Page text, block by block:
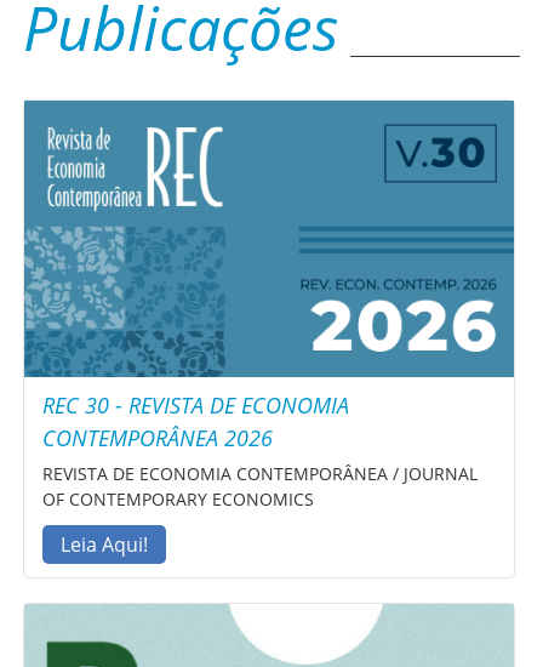
Publicações
REC 30 - REVISTA DE ECONOMIA
CONTEMPORÂNEA 2026
REVISTA DE ECONOMIA CONTEMPORÂNEA / JOURNAL
OF CONTEMPORARY ECONOMICS
Leia Aqui!